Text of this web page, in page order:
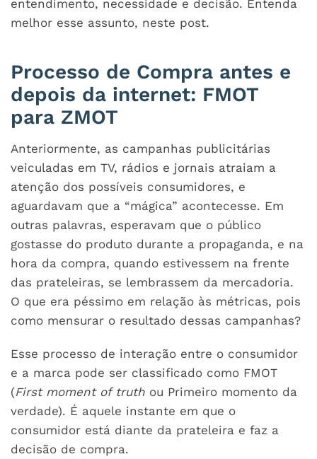
entendimento, necessidade e decisão. Entenda
melhor esse assunto, neste post.
Processo de Compra antes e
depois da internet: FMOT
para ZMOT
Anteriormente, as campanhas publicitárias
veiculadas em TV, rádios e jornais atraiam a
atenção dos possíveis consumidores, e
aguardavam que a “mágica” acontecesse. Em
outras palavras, esperavam que o público
gostasse do produto durante a propaganda, e na
hora da compra, quando estivessem na frente
das prateleiras, se lembrassem da mercadoria.
O que era péssimo em relação às métricas, pois
como mensurar o resultado dessas campanhas?
Esse processo de interação entre o consumidor
e a marca pode ser classificado como FMOT
(First moment of truth ou Primeiro momento da
verdade). É aquele instante em que o
consumidor está diante da prateleira e faz a
decisão de compra.